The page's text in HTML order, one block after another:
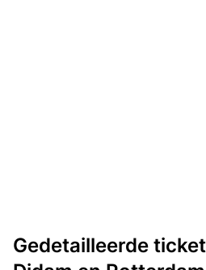
Gedetailleerde